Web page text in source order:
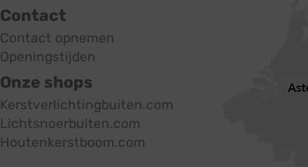
Contact
Contact opnemen
Openingstijden
Onze shops
Kerstverlichtingbuiten.com
Lichtsnoerbuiten.com
Houtenkerstboom.com